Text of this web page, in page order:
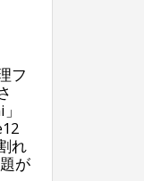
フ
れ
が